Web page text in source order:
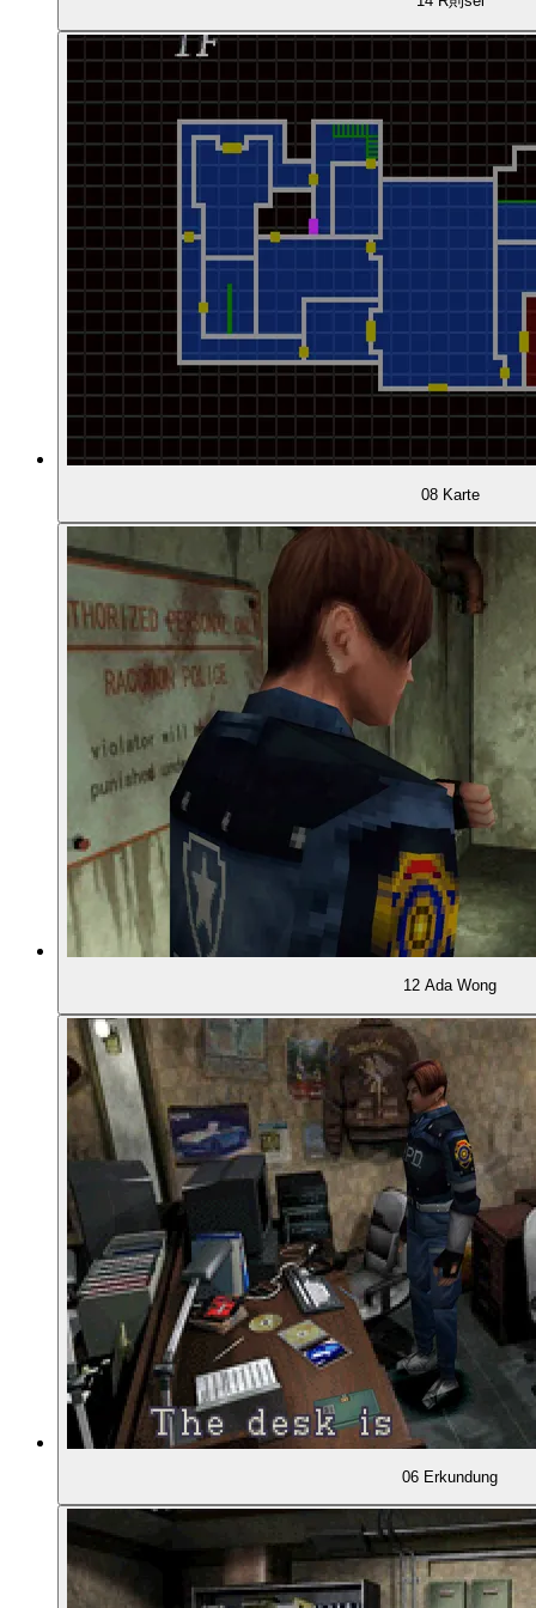
00:37:48 Permanente Unsicherheit
Gestaltung der Spielwelt
00:41:36 Kernmechanik: Actionkämpfe
Progression und Knappheit
00:50:07 Gegenstände und Rätsel
00:50:57 Ein Beispiel: Claire trifft Leon
00:52:46 Das Trittleiter-Problem
00:54:23 Schlüssel, Türen und Glaubwürdigkeit
00:59:19 Übergeordnete Fetch-Quests
01:00:54 Dinge anzünden
01:03:10 Zweiter Durchgang mit Mister X
01:04:35 Übergreifende Entscheidungen
Verschiedene Nebencharaktere: Sherry ...
01:05:54 ... oder Ada Wong
01:07:05 Kurze Figuren-Wechsel
01:08:47 Begrenzung als Spielmechanik
01:11:36 Gegenstands- und Wege-Management
01:14:17 Motivation durch Optimierung
01:16:55 Wie die Spielabschnitte Struktur und Fortschritt
Ladepausen und Unterbrechungen
01:22:27 Für und Wider der "Panzer-Steuerung" ...
08 Karte
12 Ada Wong
06 Erkundung